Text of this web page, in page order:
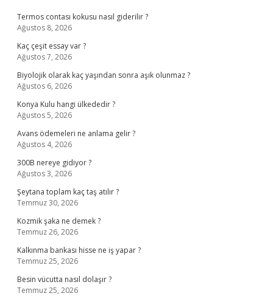
Termos contası kokusu nasıl giderilir ?
Ağustos 8, 2026
Kaç çeşit essay var ?
Ağustos 7, 2026
Biyolojik olarak kaç yaşından sonra aşık olunmaz ?
Ağustos 6, 2026
Konya Kulu hangi ülkededir ?
Ağustos 5, 2026
Avans ödemeleri ne anlama gelir ?
Ağustos 4, 2026
300B nereye gidiyor ?
Ağustos 3, 2026
Şeytana toplam kaç taş atılır ?
Temmuz 30, 2026
Kozmik şaka ne demek ?
Temmuz 26, 2026
Kalkınma bankası hisse ne iş yapar ?
Temmuz 25, 2026
Besin vücutta nasıl dolaşır ?
Temmuz 25, 2026